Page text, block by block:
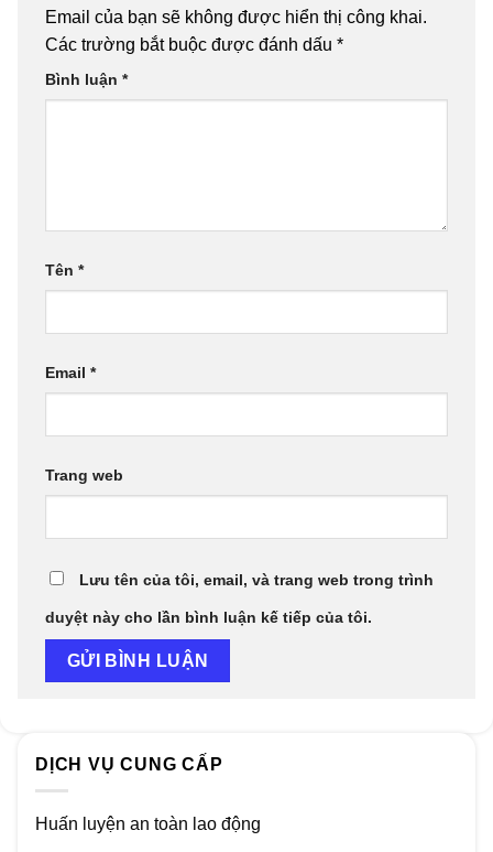
Email của bạn sẽ không được hiển thị công khai.
Các trường bắt buộc được đánh dấu *
Bình luận *
Tên *
Email *
Trang web
Lưu tên của tôi, email, và trang web trong trình
duyệt này cho lần bình luận kế tiếp của tôi.
DỊCH VỤ CUNG CẤP
Huấn luyện an toàn lao động